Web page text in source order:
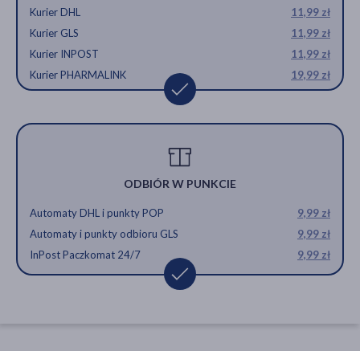
Kurier DHL
11,99 zł
Kurier GLS
11,99 zł
Kurier INPOST
11,99 zł
Kurier PHARMALINK
19,99 zł
ODBIÓR W PUNKCIE
Automaty DHL i punkty POP
9,99 zł
Automaty i punkty odbioru GLS
9,99 zł
InPost Paczkomat 24/7
9,99 zł